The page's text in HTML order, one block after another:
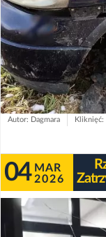
Autor: Dagmara Kliknięć:
04 MAR
2026